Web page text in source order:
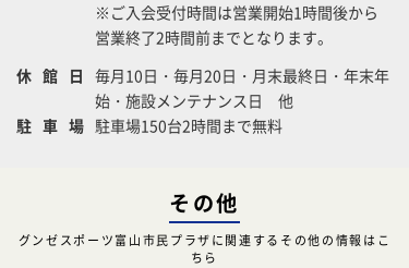
※ご入会受付時間は営業開始1時間後から
営業終了2時間前までとなります。
休館日 毎月10日・毎月20日・月末最終日・年末年
始・施設メンテナンス日 他
駐車場 駐車場150台2時間まで無料
その他
グンゼスポーツ富山市民プラザに関連するその他の情報はこ
ちら